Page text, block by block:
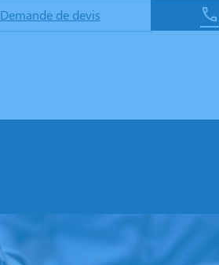
Demande de devis